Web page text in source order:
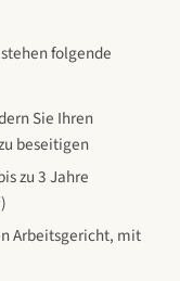
folgende
Sie Ihren
beseitigen
zu 3 Jahre
Arbeitsgericht, mit